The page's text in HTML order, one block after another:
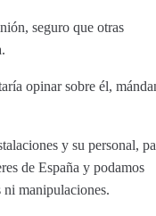
seguro que otras
opinar sobre él,
y su personal,
de España y podamos
ni manipulaciones.